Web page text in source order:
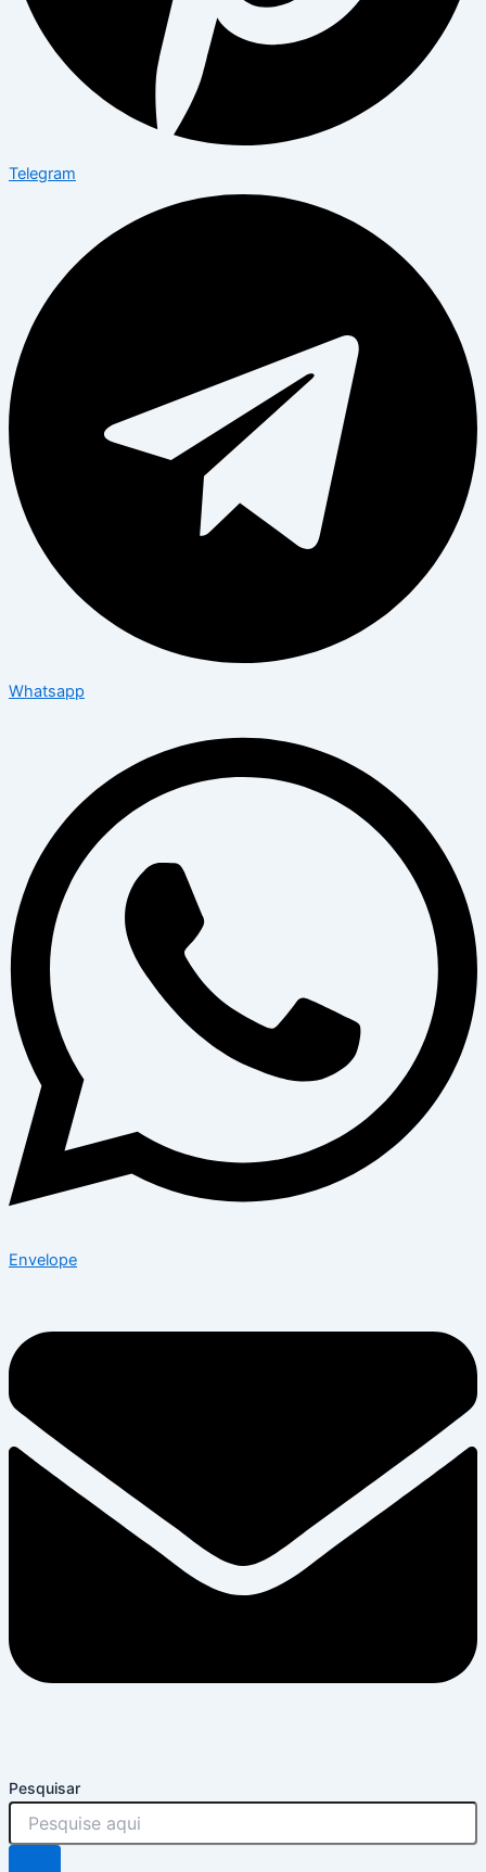
Telegram
Whatsapp
Envelope
Pesquisar